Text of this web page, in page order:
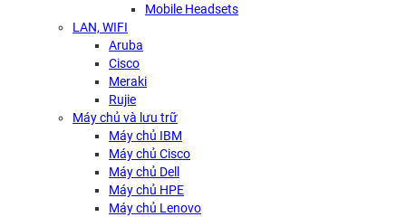
Mobile Headsets
LAN, WIFI
Aruba
Cisco
Meraki
Rujie
Máy chủ và lưu trữ
Máy chủ IBM
Máy chủ Cisco
Máy chủ Dell
Máy chủ HPE
Máy chủ Lenovo